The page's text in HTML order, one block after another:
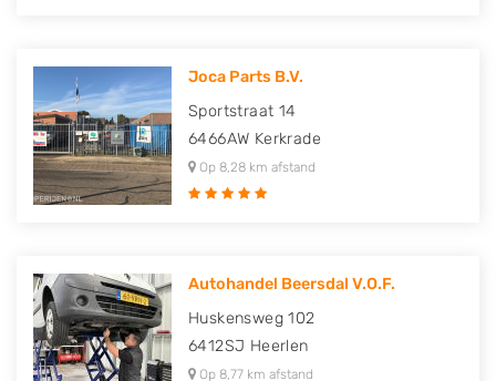
Joca Parts B.V.
Sportstraat 14
6466AW Kerkrade
Op 8,28 km afstand
Autohandel Beersdal V.O.F.
Huskensweg 102
6412SJ Heerlen
Op 8,77 km afstand